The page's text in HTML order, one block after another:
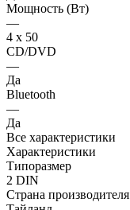
Мощность (Вт)
—
4 х 50
CD/DVD
—
Да
Bluetooth
—
Да
Все характеристики
Характеристики
Типоразмер
2 DIN
Страна производителя